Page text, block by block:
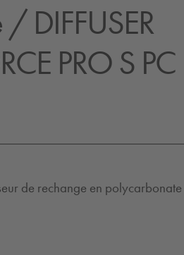
/ DIFFUSER
PRO S
de rechange en